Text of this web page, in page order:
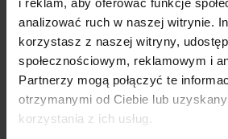
analizować ruch w naszej witrynie.
korzystasz z naszej witryny,
społecznościowym, reklamowym i
Partnerzy mogą połączyć te
otrzymanymi od Ciebie lub
korzystania z ich usług.